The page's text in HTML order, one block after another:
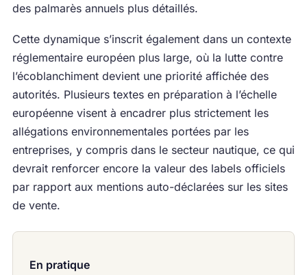
des palmarès annuels plus détaillés.
Cette dynamique s’inscrit également dans un contexte
réglementaire européen plus large, où la lutte contre
l’écoblanchiment devient une priorité affichée des
autorités. Plusieurs textes en préparation à l’échelle
européenne visent à encadrer plus strictement les
allégations environnementales portées par les
entreprises, y compris dans le secteur nautique, ce qui
devrait renforcer encore la valeur des labels officiels
par rapport aux mentions auto-déclarées sur les sites
de vente.
En pratique